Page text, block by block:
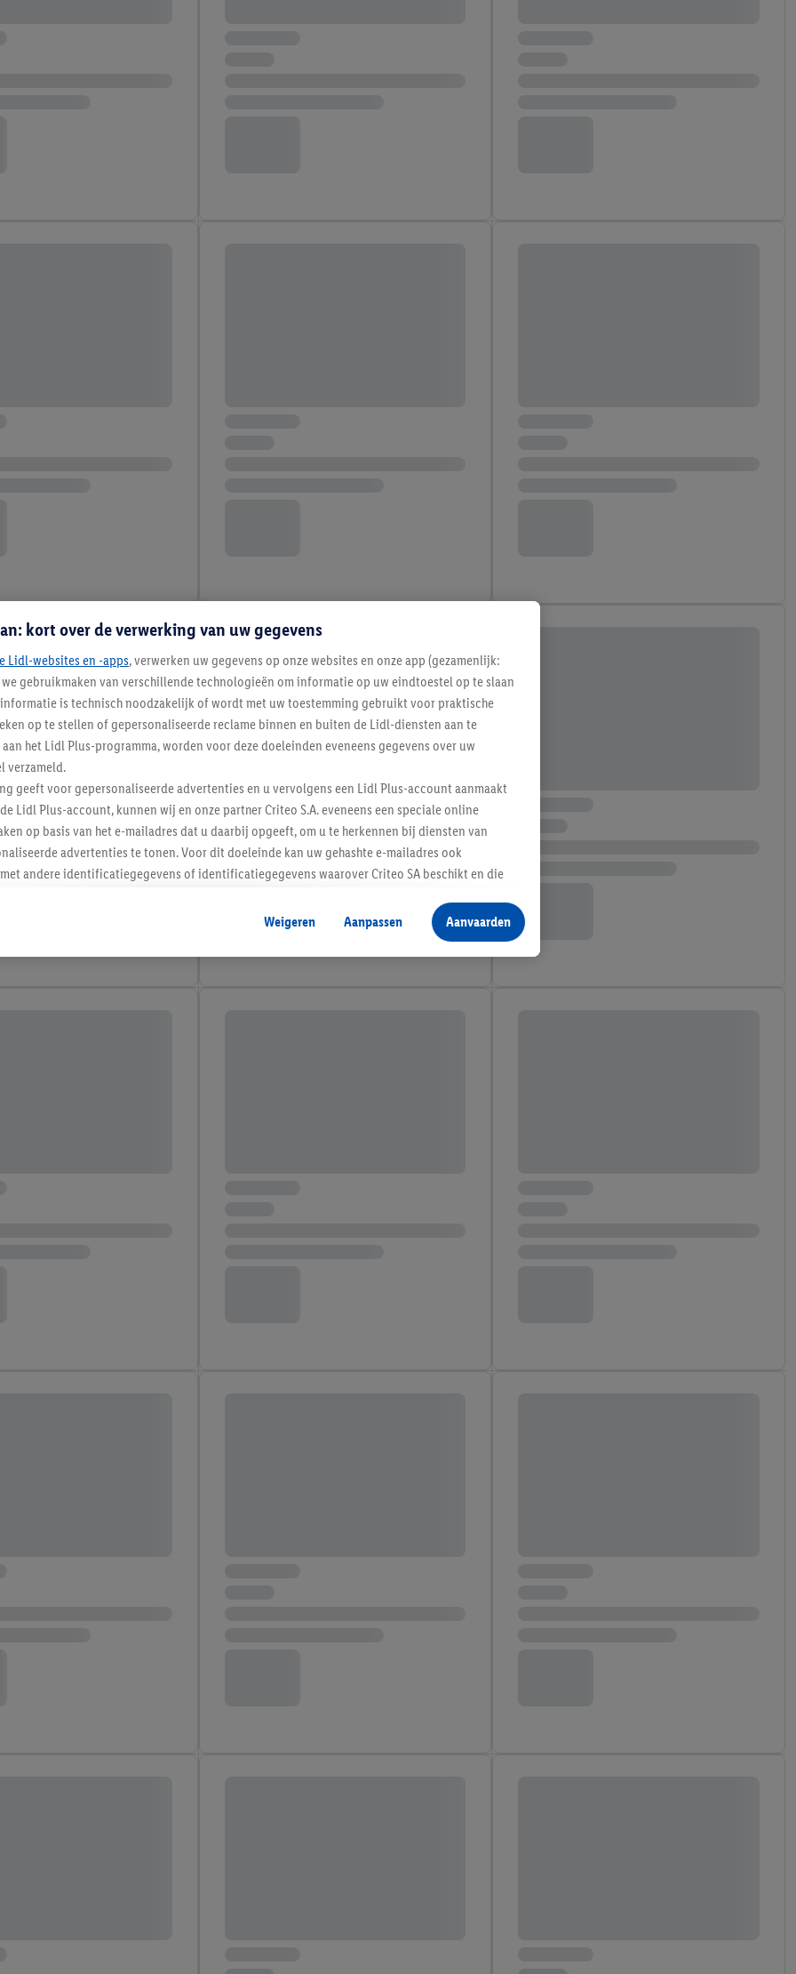
kort over de verwerking van uw gegevens
Lidl-websites en -apps, verwerken uw gegevens op onze websites en onze app (gezamenlijk:
gebruikmaken van verschillende technologieën om informatie op uw eindtoestel op te slaan
is technisch noodzakelijk of wordt met uw toestemming gebruikt voor praktische
op te stellen of gepersonaliseerde reclame binnen en buiten de Lidl-diensten aan te
het Lidl Plus-programma, worden voor deze doeleinden eveneens gegevens over uw
verzameld.
geeft voor gepersonaliseerde advertenties en u vervolgens een Lidl Plus-account aanmaakt
Lidl Plus-account, kunnen wij en onze partner Criteo S.A. eveneens een speciale online
op basis van het e-mailadres dat u daarbij opgeeft, om u te herkennen bij diensten van
advertenties te tonen. Voor dit doeleinde kan uw gehashte e-mailadres ook
andere identificatiegegevens of identificatiegegevens waarover Criteo SA beschikt en die
kunnen advertenties in het kader van retargeting, d.w.z. advertenties voor producten waarin
(bijvoorbeeld door het product in de webshop aan uw winkelmandje toe te voegen, maar het
apparaten en verschillende Lidl-diensten worden weergegeven als er met behulp
Weigeren Aanpassen Aanvaarden